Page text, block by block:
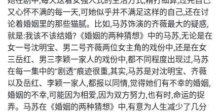
又心怀不满的每一天,可她似乎并不满足这样的自己,还在讨
论着婚姻里的那些猫腻。比如,马苏饰演的齐薇最大的疑惑,
就是:我该不该结婚?《婚姻的两种猜想》中的马苏,无论是在
女一号沈明宝、男二号齐薇两位女主角的戏份中,还是在女
三岳红、男三李颖一家人的戏份中,都不同程度出现过,马苏
在每一集中的“剧透”痕迹很重,其实,马苏是对沈明宝、齐薇
以及岳红、李颖一家人,都报以同情,觉得她们有不幸的婚姻,
婚姻的不幸,可能因为相爱,因为双方努力,也有时,命运的捉
弄。马苏在《婚姻的两种猜想》中,有意为人生减少了几分